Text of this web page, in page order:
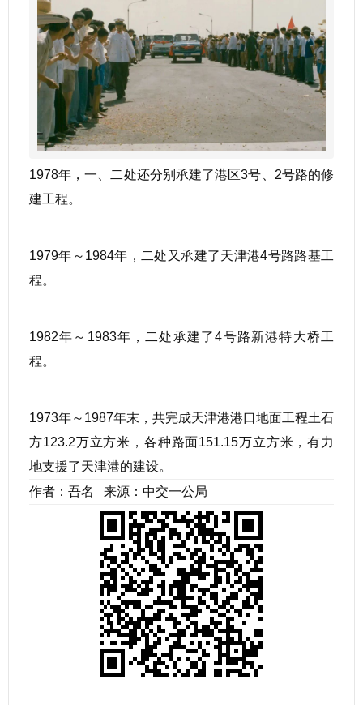
1978年，一、二处还分别承建了港区3号、2号路的修
建工程。
1979年～1984年，二处又承建了天津港4号路路基工
程。
1982年～1983年，二处承建了4号路新港特大桥工
程。
1973年～1987年末，共完成天津港港口地面工程土石
方123.2万立方米，各种路面151.15万立方米，有力
地支援了天津港的建设。
作者：吾名 来源：中交一公局